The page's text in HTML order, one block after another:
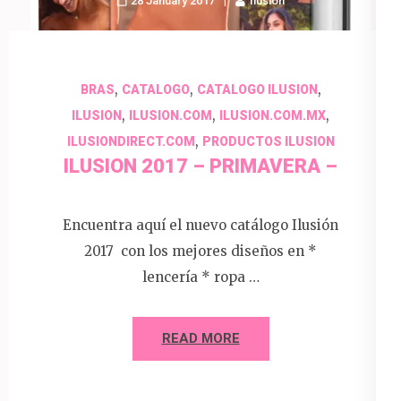
BRAS, CATALOGO, CATALOGO ILUSION,
ILUSION , ILUSION.COM , ILUSION.COM.MX,
ILUSIONDIRECT.COM , PRODUCTOS ILUSION
ILUSION 2017 – PRIMAVERA –
Encuentra aquí el nuevo catálogo Ilusión
2017 con los mejores diseños en *
lencería * ropa …
READ MORE